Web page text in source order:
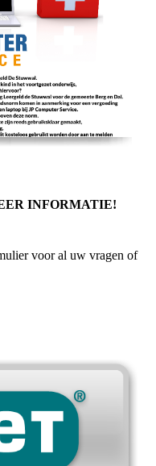
INFORMATIE!
voor al uw vragen of